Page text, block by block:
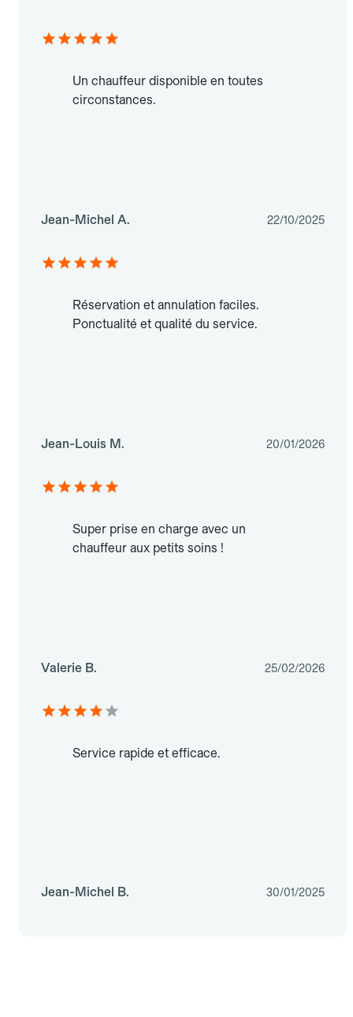
Un chauffeur disponible en toutes
circonstances.
Jean-Michel A. 22/10/2025
Réservation et annulation faciles.
Ponctualité et qualité du service.
Jean-Louis M. 20/01/2026
Super prise en charge avec un
chauffeur aux petits soins !
Valerie B. 25/02/2026
Service rapide et efficace.
Jean-Michel B. 30/01/2025